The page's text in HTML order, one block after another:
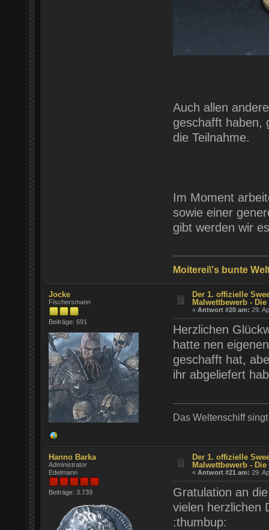
Auch allen
geschafft haben,
die Teilnahme.
Im Moment
sowie einer
gibt werden wir
Moiterei\'s bunte
Jocke
Fischersmann
Beiträge: 691
Der 1. offizielle
Malwettbewerb -
«Antwort #20 am: 29.
Herzlichen
hatte nen
geschafft hat,
ihr abgeliefert
Das Weltenschiff
Hanno Barka
Administrator
Edelmann
Beiträge: 3.739
Der 1. offizielle
Malwettbewerb -
«Antwort #21 am: 29.
Gratulation an
vielen herzlichen
:thumbup: